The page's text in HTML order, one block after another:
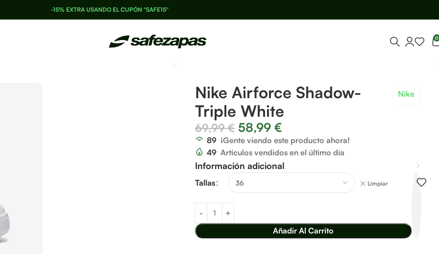
-15% EXTRA USANDO EL CUPÓN "SAFE15"
0
Nike Airforce Shadow-
Triple White
Nike
69,99€ 58,99€
89 ¡Gente viendo este producto ahora!
49 Artículos vendidos en el último día
Información adicional
Tallas Limpiar
Añadir Al Carrito